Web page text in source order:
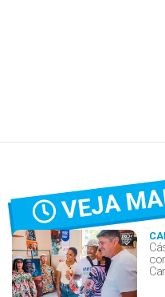
VEJA